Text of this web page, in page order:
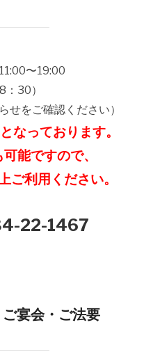
〜19:00
：30）
せをご確認ください）
なっております。
能ですので、
ご利用ください。
22-1467
宴会・ご法要